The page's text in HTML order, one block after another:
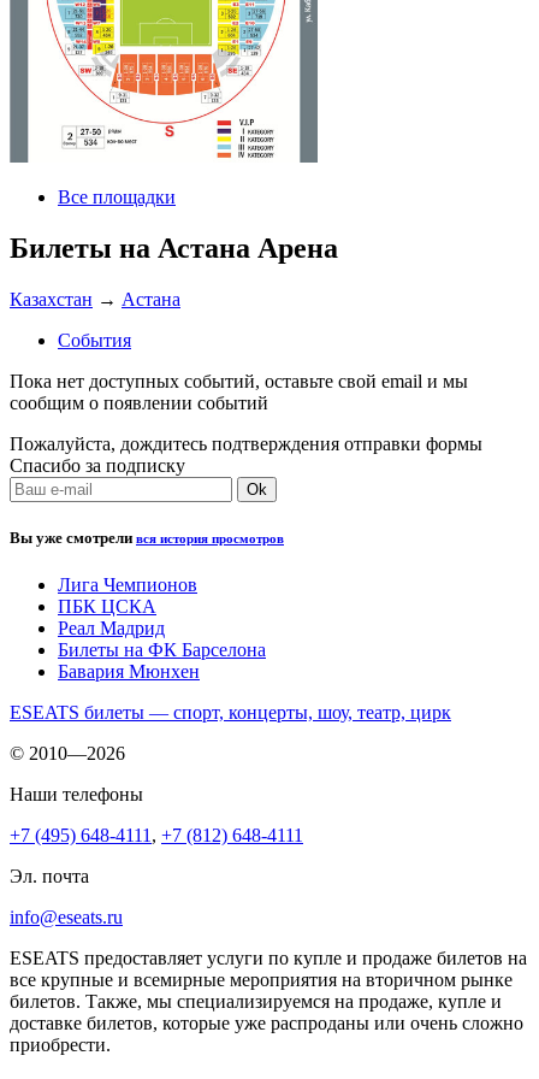
Все площадки
Билеты на Астана Арена
Казахстан → Астана
События
Пока нет доступных событий, оставьте свой email и мы
сообщим о появлении событий
Пожалуйста, дождитесь подтверждения отправки формы
Спасибо за подписку
Вы уже смотрели вся история просмотров
Лига Чемпионов
ПБК ЦСКА
Реал Мадрид
Билеты на ФК Барселона
Бавария Мюнхен
ESEATS билеты — спорт, концерты, шоу, театр, цирк
© 2010—2026
Наши телефоны
+7 (495) 648-4111, +7 (812) 648-4111
Эл. почта
info@eseats.ru
ESEATS предоставляет услуги по купле и продаже билетов на
все крупные и всемирные мероприятия на вторичном рынке
билетов. Также, мы специализируемся на продаже, купле и
доставке билетов, которые уже распроданы или очень сложно
приобрести.